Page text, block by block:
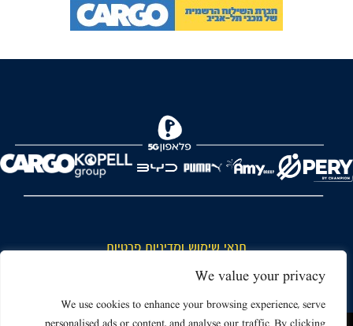
We value your privacy
We use cookies to enhance your browsing experience, serve
personalised ads or content, and analyse our traffic. By clicking
תנאי שימוש ומדיניות פרטיות
כללי כניסה והתנהגות באצטדיון ותנאי שימוש בכרטיסים
דרושים